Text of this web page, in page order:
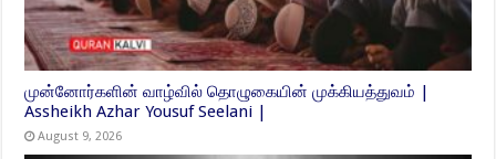
முன்னோர்களின் வாழ்வில் தொழுகையின் முக்கியத்துவம் |
Assheikh Azhar Yousuf Seelani |
August 9, 2026